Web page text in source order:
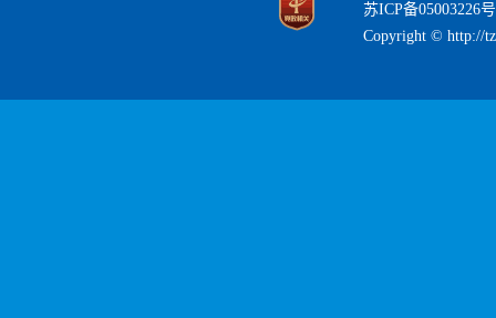
苏ICP备05003226号
Copyright © http://